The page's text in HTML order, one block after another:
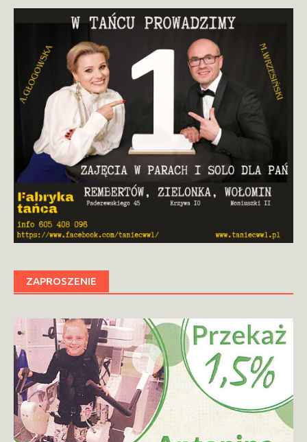
ZAPROSZENIE